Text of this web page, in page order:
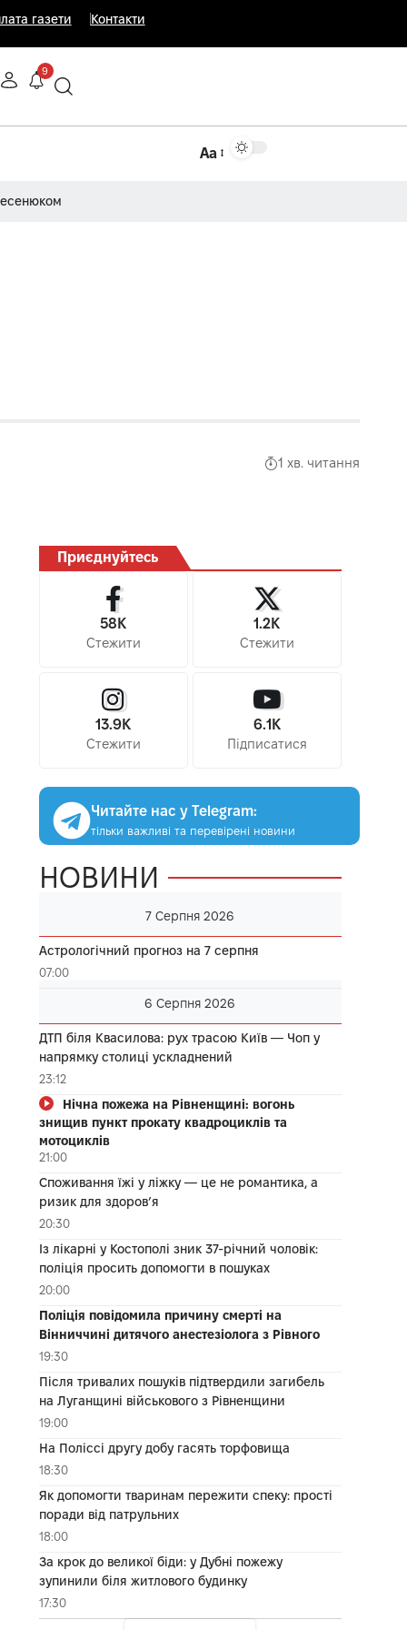
газети Контакти
9
Аа
1 хв. читання
Приєднуйтесь
58K
Стежити
1.2K
Стежити
13.9K
Стежити
6.1K
Підписатися
Читайте нас у Telegram:
тільки важливі та перевірені новини
НОВИНИ
7 Серпня 2026
Астрологічний прогноз на 7 серпня
07:00
6 Серпня 2026
ДТП біля Квасилова: рух трасою Київ — Чоп у
напрямку столиці ускладнений
23:12
Нічна пожежа на Рівненщині: вогонь
знищив пункт прокату квадроциклів та
мотоциклів
21:00
Споживання їжі у ліжку — це не романтика, а
ризик для здоров’я
20:30
Із лікарні у Костополі зник 37-річний чоловік:
поліція просить допомогти в пошуках
20:00
Поліція повідомила причину смерті на
Вінниччині дитячого анестезіолога з Рівного
19:30
Після тривалих пошуків підтвердили загибель
на Луганщині військового з Рівненщини
19:00
На Поліссі другу добу гасять торфовища
18:30
Як допомогти тваринам пережити спеку: прості
поради від патрульних
18:00
За крок до великої біди: у Дубні пожежу
зупинили біля житлового будинку
17:30